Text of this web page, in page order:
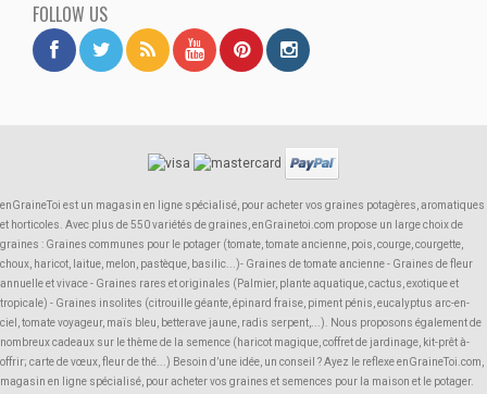
FOLLOW US
enGraineToi est un magasin en ligne spécialisé, pour acheter vos graines potagères, aromatiques
et horticoles. Avec plus de 550 variétés de graines, enGrainetoi.com propose un large choix de
graines : Graines communes pour le potager (tomate, tomate ancienne, pois, courge, courgette,
choux, haricot, laitue, melon, pastèque, basilic...)- Graines de tomate ancienne - Graines de fleur
annuelle et vivace - Graines rares et originales (Palmier, plante aquatique, cactus, exotique et
tropicale) - Graines insolites (citrouille géante, épinard fraise, piment pénis, eucalyptus arc-en-
ciel, tomate voyageur, maïs bleu, betterave jaune, radis serpent,...). Nous proposons également de
nombreux cadeaux sur le thème de la semence (haricot magique, coffret de jardinage, kit-prêt à-
offrir; carte de vœux, fleur de thé...) Besoin d’une idée, un conseil ? Ayez le reflexe enGraineToi.com,
magasin en ligne spécialisé, pour acheter vos graines et semences pour la maison et le potager.